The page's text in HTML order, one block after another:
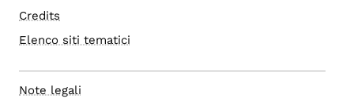
Credits
Elenco siti tematici
Note legali